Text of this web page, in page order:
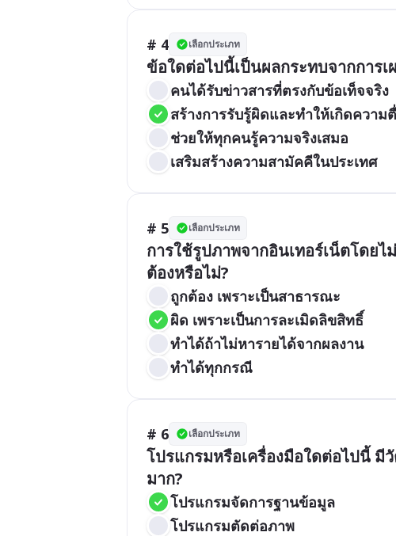
# 4 เลือกประเภท
ข้อใดต่อไปนี้เป็นผลกระทบจากการ
คนได้รับข่าวสารที่ตรงกับข้อเท็จจริง
สร้างการรับรู้ผิดและทำให้เกิดควา
ช่วยให้ทุกคนรู้ความจริงเสมอ
เสริมสร้างความสามัคคีในประเทศ
# 5 เลือกประเภท
การใช้รูปภาพจากอินเทอร์เน็ตโดย
ต้องหรือไม่?
ถูกต้อง เพราะเป็นสาธารณะ
ผิด เพราะเป็นการละเมิดลิขสิทธิ์
ทำได้ถ้าไม่หารายได้จากผลงาน
ทำได้ทุกกรณี
# 6 เลือกประเภท
โปรแกรมหรือเครื่องมือใดต่อไปนี้ มี
มาก?
โปรแกรมจัดการฐานข้อมูล
โปรแกรมตัดต่อภาพ